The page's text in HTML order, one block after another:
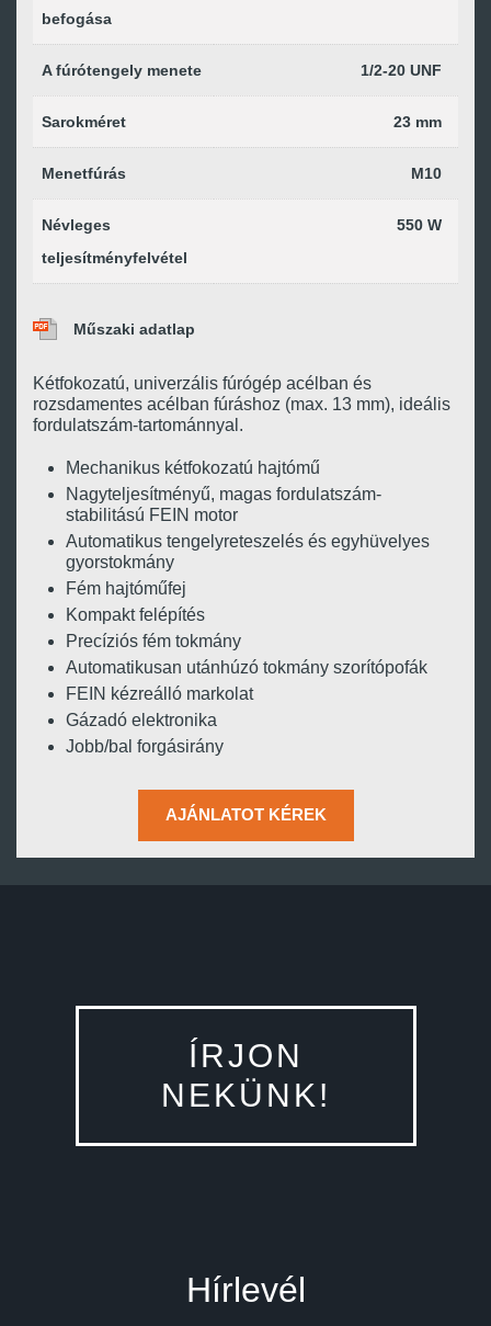
befogása
A fúrótengely menete 1/2-20 UNF
Sarokméret 23 mm
Menetfúrás M10
Névleges
teljesítményfelvétel
550 W
Műszaki adatlap
Kétfokozatú, univerzális fúrógép acélban és
rozsdamentes acélban fúráshoz (max. 13 mm), ideális
fordulatszám-tartománnyal.
Mechanikus kétfokozatú hajtómű
Nagyteljesítményű, magas fordulatszám-
stabilitású FEIN motor
Automatikus tengelyreteszelés és egyhüvelyes
gyorstokmány
Fém hajtóműfej
Kompakt felépítés
Precíziós fém tokmány
Automatikusan utánhúzó tokmány szorítópofák
FEIN kézreálló markolat
Gázadó elektronika
Jobb/bal forgásirány
AJÁNLATOT KÉREK
ÍRJON
NEKÜNK!
Hírlevél